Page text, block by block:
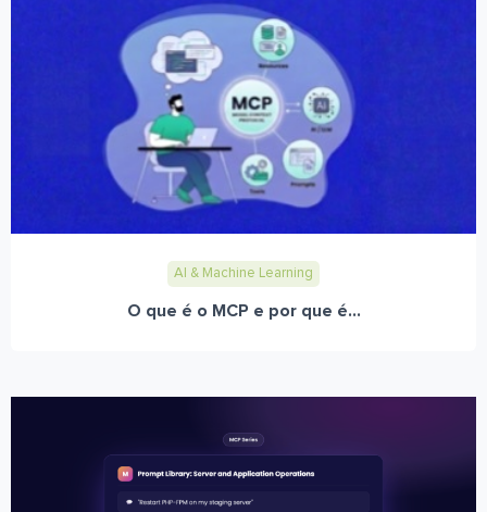
AI & Machine Learning
O que é o MCP e por que é...